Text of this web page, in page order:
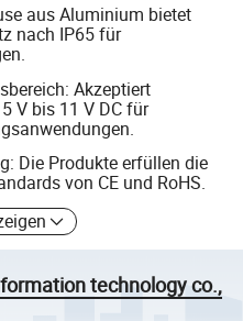
aus Aluminium bietet
nach IP65 für
Akzeptiert
V bis 11 V DC für
Die Produkte erfüllen die
von CE und RoHS.
technology co.,